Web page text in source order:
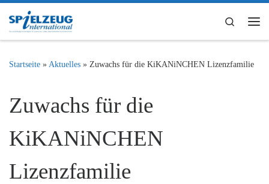
Zum Inhalt springen
Search
Startseite » Aktuelles » Zuwachs für die KiKANiNCHEN Lizenzfamilie
Zuwachs für die
KiKANiNCHEN
Lizenzfamilie